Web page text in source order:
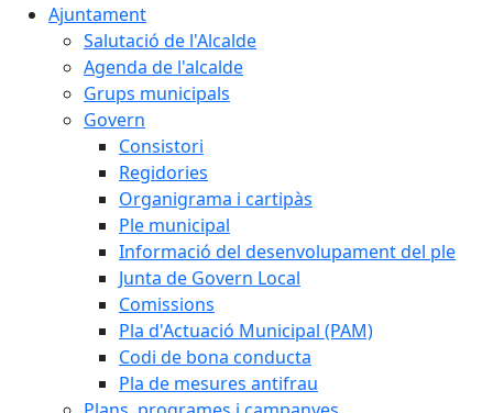
Ajuntament
Salutació de l'Alcalde
Agenda de l'alcalde
Grups municipals
Govern
Consistori
Regidories
Organigrama i cartipàs
Ple municipal
Informació del desenvolupament del ple
Junta de Govern Local
Comissions
Pla d'Actuació Municipal (PAM)
Codi de bona conducta
Pla de mesures antifrau